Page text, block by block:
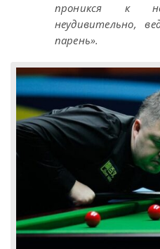
проникся к
неудивительно,
парень».